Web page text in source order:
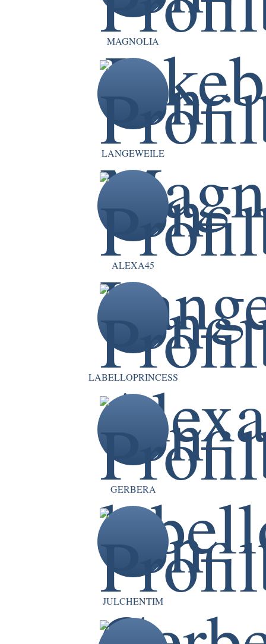
MAGNOLIA
LANGEWEILE
ALEXA45
LABELLOPRINCESS
GERBERA
JULCHENTIM